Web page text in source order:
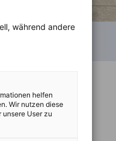
während andere
helfen
Wir nutzen diese
unsere User zu